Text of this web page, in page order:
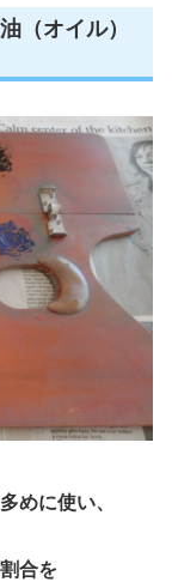
（オイル）
めに使い、
合を